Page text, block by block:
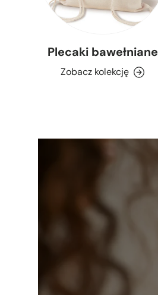
Plecaki bawełniane
Zobacz kolekcję